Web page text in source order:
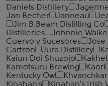
Daniels Distillery
Jan Becher
Janneau
Jim B.Beam Distilling Co
Distilleries
Johnnie
Cuervo y Sucesores
Jose
Cartron
Jura Distillery
Kaiun Doi Shuzojo
Kamotsuru Brewing
Kaori
Kentucky Owl